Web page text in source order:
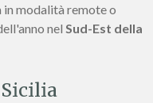
modalità remote o
nel Sud-Est della